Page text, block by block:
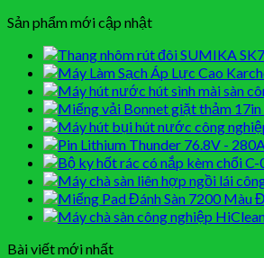
Sản phẩm mới cập nhật
Bài viết mới nhất